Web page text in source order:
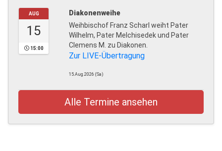
AUG
15
15:00
Diakonenweihe
Weihbischof Franz Scharl weiht Pater
Wilhelm, Pater Melchisedek und Pater
Clemens M. zu Diakonen.
Zur LIVE-Übertragung
15.Aug.2026 (Sa)
Alle Termine ansehen